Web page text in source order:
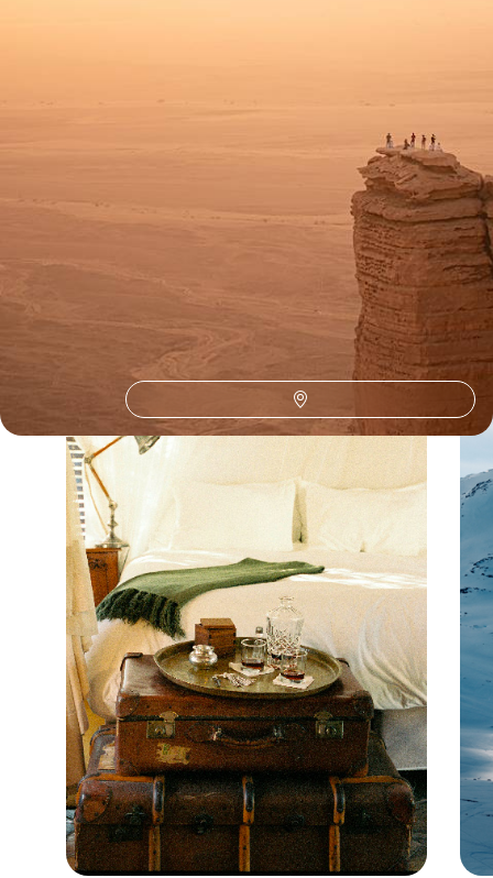
vos envies
Parce que chaque voyageur est différent